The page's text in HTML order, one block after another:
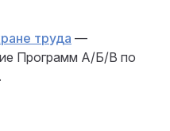
труда —
Программ А/Б/В по